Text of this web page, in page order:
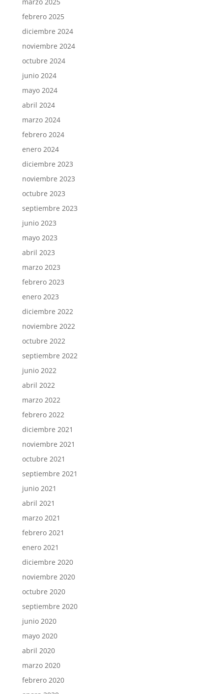
febrero 2025
diciembre 2024
noviembre 2024
octubre 2024
junio 2024
mayo 2024
abril 2024
marzo 2024
febrero 2024
enero 2024
diciembre 2023
noviembre 2023
octubre 2023
septiembre 2023
junio 2023
mayo 2023
abril 2023
marzo 2023
febrero 2023
enero 2023
diciembre 2022
noviembre 2022
octubre 2022
septiembre 2022
junio 2022
abril 2022
marzo 2022
febrero 2022
diciembre 2021
noviembre 2021
octubre 2021
septiembre 2021
junio 2021
abril 2021
marzo 2021
febrero 2021
enero 2021
diciembre 2020
noviembre 2020
octubre 2020
septiembre 2020
junio 2020
mayo 2020
abril 2020
marzo 2020
febrero 2020